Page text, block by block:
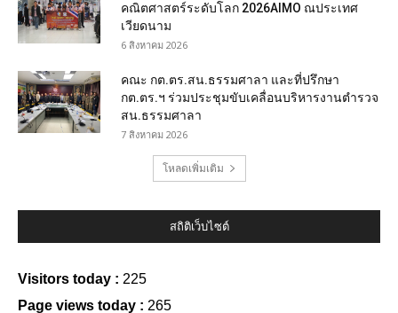
คณิตศาสตร์ระดับโลก 2026AIMO ณประเทศ
เวียดนาม
6 สิงหาคม 2026
คณะ กต.ตร.สน.ธรรมศาลา และที่ปรึกษา
กต.ตร.ฯ ร่วมประชุมขับเคลื่อนบริหารงานตำรวจ
สน.ธรรมศาลา
7 สิงหาคม 2026
โหลดเพิ่มเติม
สถิติเว็บไซต์
Visitors today : 225
Page views today : 265